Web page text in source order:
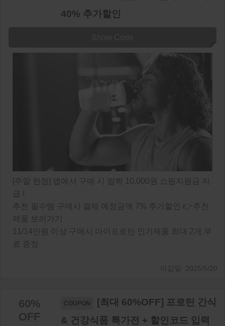
40% 추가할인
[주말 한정] 앱에서 구매 시 깜짝 10,000원 쇼핑지원금 지
급 !
추천 필수템 구매시 결제 예정금액 7% 추가할인 👉추천
제품 보러가기
11/14만원 이상 구매시 마이프로틴 인기제품 최대 2개 무
료 증정
60%
OFF
[최대 60%OFF] 프로틴 간식
& 건강식품 특가전 + 할인코드 입력